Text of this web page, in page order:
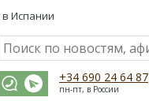
в Испании
+34 690 24 64 87
пн-пт, в России